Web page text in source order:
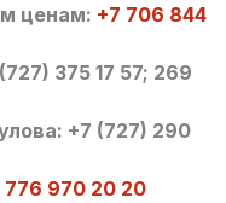
ценам: +7 706 844
375 17 57; 269
+7 (727) 290
776 970 20 20